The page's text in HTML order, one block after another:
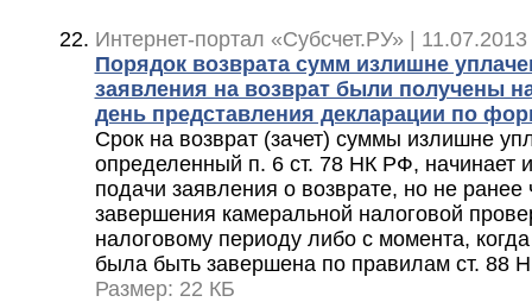
Интернет-портал «Субсчет.РУ» |
Порядок возврата сумм излишне
заявления на возврат были получены
день представления декларации по
Срок на возврат (зачет) суммы излишне
определенный п. 6 ст. 78 НК РФ, начинает
подачи заявления о возврате, но не
завершения камеральной налоговой
налоговому периоду либо с момента,
была быть завершена по правилам ст. 88
Размер: 22 КБ